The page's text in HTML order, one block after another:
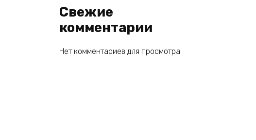
Свежие
комментарии
Нет комментариев для просмотра.